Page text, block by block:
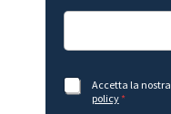
c
e
t
a
D
P
A
c
Accetta la nostra
policy*